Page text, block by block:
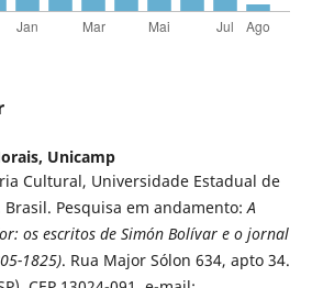
Unicamp
Cultural, Universidade Estadual de
Brasil. Pesquisa em andamento:A
os escritos de Simón Bolívar e o jornal
1825). Rua Major Sólon 634, apto 34.